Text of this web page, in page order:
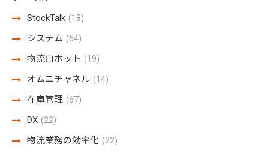
StockTalk (18)
システム (64)
物流ロボット (19)
オムニチャネル (14)
在庫管理 (67)
DX (22)
物流業務の効率化 (22)